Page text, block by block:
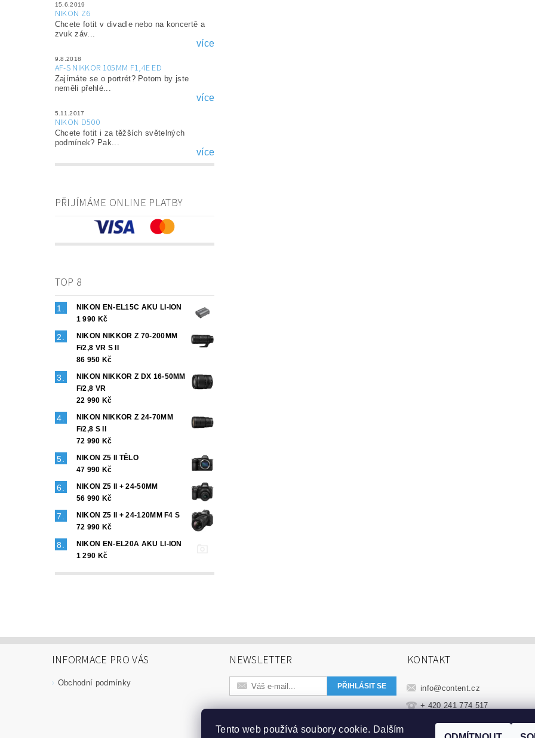
15.6.2019
NIKON Z6
Chcete fotit v divadle nebo na koncertě a
zvuk záv...
více
9.8.2018
AF-S NIKKOR 105MM F1,4E ED
Zajímáte se o portrét? Potom by jste
neměli přehlé...
více
5.11.2017
NIKON D500
Chcete fotit i za těžších světelných
podmínek? Pak...
více
PŘIJÍMÁME ONLINE PLATBY
TOP 8
NIKON EN-EL15C AKU LI-ION
1 990 Kč
NIKON NIKKOR Z 70-200MM
F/2,8 VR S II
86 950 Kč
NIKON NIKKOR Z DX 16-50MM
F/2,8 VR
22 990 Kč
NIKON NIKKOR Z 24-70MM
F/2,8 S II
72 990 Kč
NIKON Z5 II TĚLO
47 990 Kč
NIKON Z5 II + 24-50MM
56 990 Kč
NIKON Z5 II + 24-120MM F4 S
72 990 Kč
NIKON EN-EL20A AKU LI-ION
1 290 Kč
INFORMACE PRO VÁS
Obchodní podmínky
NEWSLETTER KONTAKT
info@content.cz
+ 420 241 774 517
+420 606 553 331
Tento web používá soubory cookie. Dalším